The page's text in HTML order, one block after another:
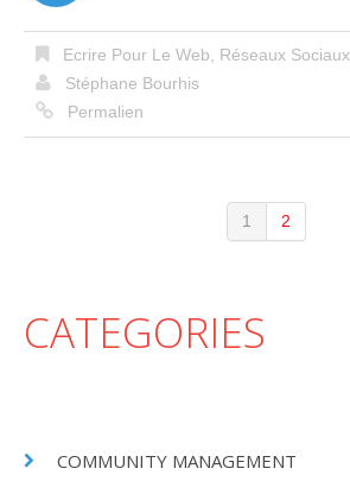
Ecrire Pour Le Web
Réseaux Sociaux
Stéphane Bourhis
Permalien
1 2
CATEGORIES
COMMUNITY MANAGEMENT